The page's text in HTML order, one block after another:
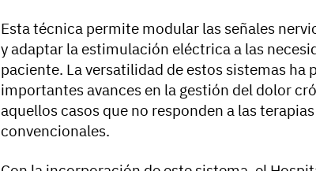
Esta técnica permite modular las señales
y adaptar la estimulación eléctrica a las
paciente. La versatilidad de estos sistemas ha
importantes avances en la gestión del dolor
aquellos casos que no responden a las
convencionales.